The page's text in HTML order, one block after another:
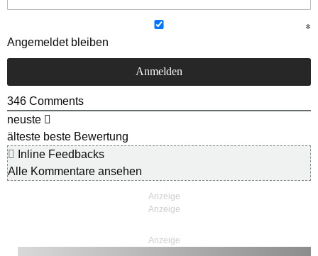
Angemeldet bleiben
346 Comments
neuste
älteste beste Bewertung
Inline Feedbacks
Alle Kommentare ansehen
Anzeige